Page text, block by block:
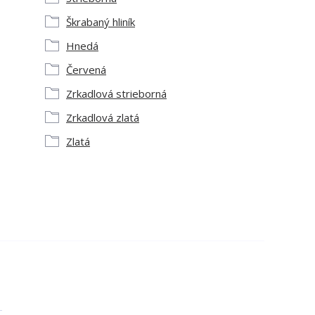
Škrabaný hliník
Hnedá
Červená
Zrkadlová strieborná
Zrkadlová zlatá
Zlatá